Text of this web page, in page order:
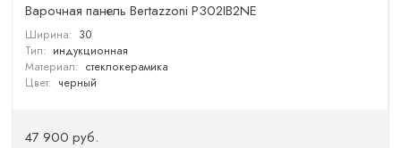
Варочная панель Bertazzoni P302IB2NE
Ширина: 30
Тип: индукционная
Материал: стеклокерамика
Цвет: черный
47 900 руб.